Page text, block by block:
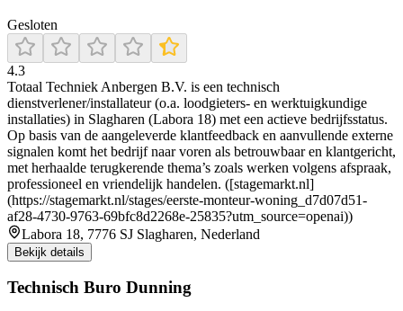
Gesloten
4.3
Totaal Techniek Anbergen B.V. is een technisch
dienstverlener/installateur (o.a. loodgieters- en werktuigkundige
installaties) in Slagharen (Labora 18) met een actieve bedrijfsstatus.
Op basis van de aangeleverde klantfeedback en aanvullende externe
signalen komt het bedrijf naar voren als betrouwbaar en klantgericht,
met herhaalde terugkerende thema’s zoals werken volgens afspraak,
professioneel en vriendelijk handelen. ([stagemarkt.nl]
(https://stagemarkt.nl/stages/eerste-monteur-woning_d7d07d51-
af28-4730-9763-69bfc8d2268e-25835?utm_source=openai))
Labora 18, 7776 SJ Slagharen, Nederland
Bekijk details
Technisch Buro Dunning